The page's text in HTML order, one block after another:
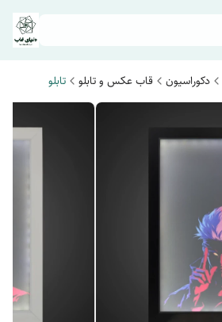
دکوراسیون قاب عکس و تابلو تابلو